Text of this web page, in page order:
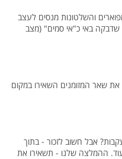
והשלטונות מנסים לעצב
באי כ"אי סמים" (מצב
את שאר המזומנים השאירו במקום
אבל חשוב לזכור - בתוך
ההמלצה שלנו - תשאירו את